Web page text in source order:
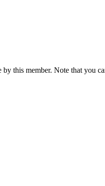
this member. Note that you